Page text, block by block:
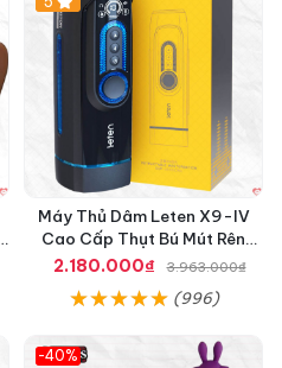
Máy Thủ Dâm Leten X9-IV
Cao Cấp Thụt Bú Mút Rên
Tỏa Nhiệt Sạc Pin
2.180.000₫ 3.963.000₫
(996)
-40%